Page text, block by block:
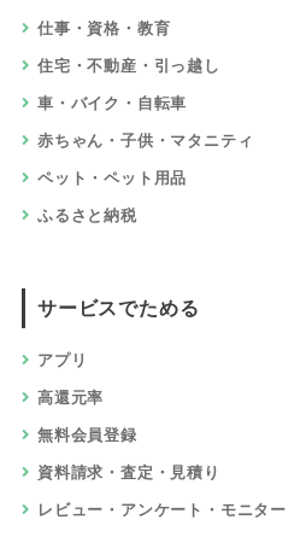
仕事・資格・教育
住宅・不動産・引っ越し
車・バイク・自転車
赤ちゃん・子供・マタニティ
ペット・ペット用品
ふるさと納税
サービスでためる
アプリ
高還元率
無料会員登録
資料請求・査定・見積り
レビュー・アンケート・モニター